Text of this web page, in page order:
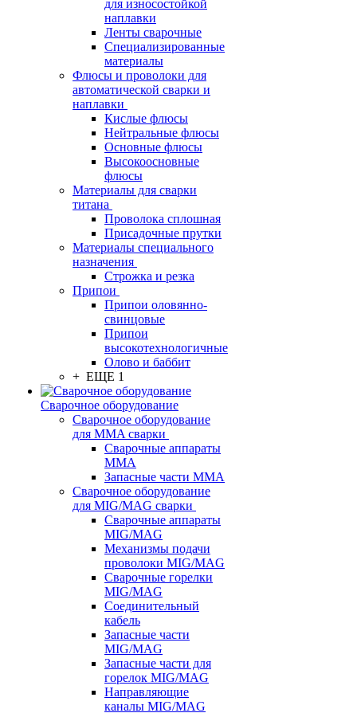
для износостойкой
наплавки
Ленты сварочные
Специализированные
материалы
Флюсы и проволоки для
автоматической сварки и
наплавки
Кислые флюсы
Нейтральные флюсы
Основные флюсы
Высокоосновные
флюсы
Материалы для сварки
титана
Проволока сплошная
Присадочные прутки
Материалы специального
назначения
Строжка и резка
Припои
Припои оловянно-
свинцовые
Припои
высокотехнологичные
Олово и баббит
+ ЕЩЕ 1
Сварочное оборудование
Сварочное оборудование
для MMA сварки
Сварочные аппараты
MMA
Запасные части MMA
Сварочное оборудование
для MIG/MAG сварки
Сварочные аппараты
MIG/MAG
Механизмы подачи
проволоки MIG/MAG
Сварочные горелки
MIG/MAG
Соединительный
кабель
Запасные части
MIG/MAG
Запасные части для
горелок MIG/MAG
Направляющие
каналы MIG/MAG